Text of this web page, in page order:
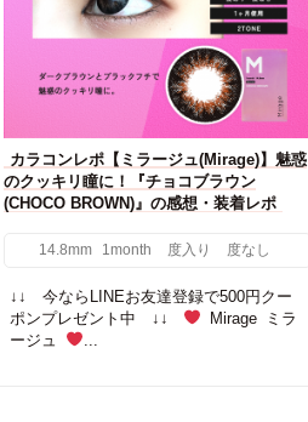
カラコンレポ【ミラージュ(Mirage)】魅惑
のクッキリ瞳に！『チョコブラウン
(CHOCO BROWN)』の感想・装着レポ
14.8mm 1month 度入り 度なし
↓↓ 今ならLINEお友達登録で500円クー
ポンプレゼント中 ↓↓
Mirage ミラ
ージュ
...